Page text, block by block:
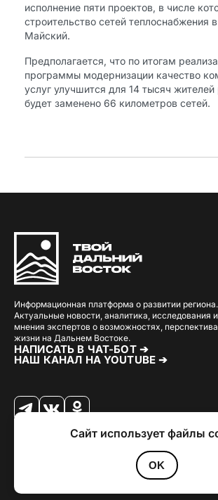
исполнение пяти проектов, в числе
строительство сетей теплоснабжения
Майский.
Предполагается, что по итогам
программы модернизации качество
услуг улучшится для 14 тысяч жителей
будет заменено 66 километров сетей.
Информационная платформа о развитии региона.
Актуальные новости, аналитика, исследования и
мнения экспертов о возможностях,
жизни на Дальнем Востоке.
НАПИСАТЬ В ЧАТ-БОТ ➔
НАШ КАНАЛ НА YOUTUBE ➔
. РазработкаLoimi.
Политика конфиденциальности
Сайт использует файлы
OK